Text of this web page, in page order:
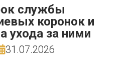
службы
коронок и
ухода за ними
31.07.2026